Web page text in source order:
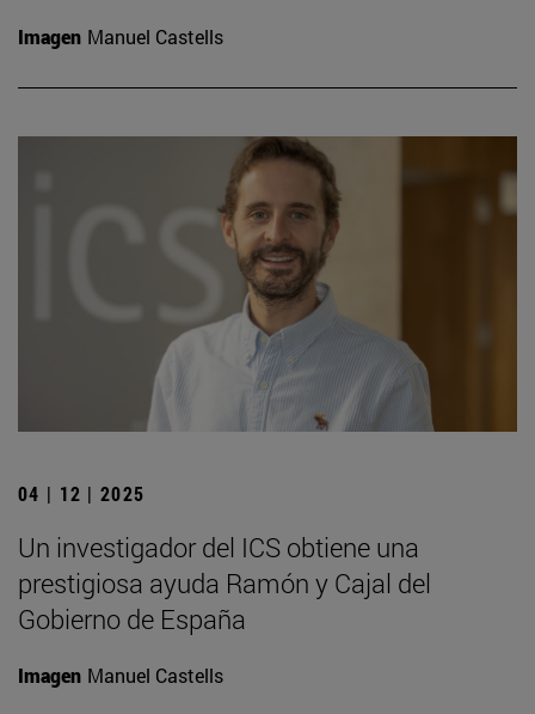
Imagen Manuel Castells
04 | 12 | 2025
Un investigador del ICS obtiene una
prestigiosa ayuda Ramón y Cajal del
Gobierno de España
Imagen Manuel Castells